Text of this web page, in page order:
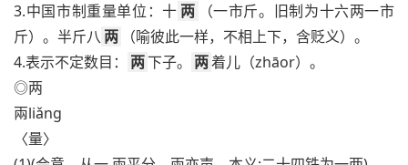
3.中国市制重量单位：十 两
（一市斤。旧制为十六两一市
斤）。半斤八 两
（喻彼此一样，不相上下，含贬义）。
4.表示不定数目：
两下子。 两着儿（zhāor）。
◎两
兩liǎng
〈量〉